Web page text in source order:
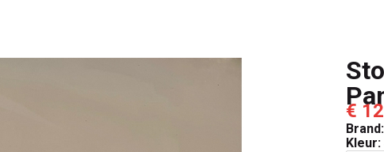
€
Brand:
Kleur: